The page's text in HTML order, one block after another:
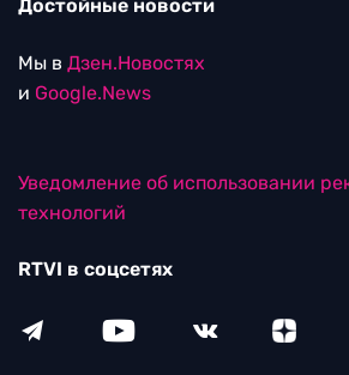
Достойные новости
Мы в Дзен.Новостях
и Google.News
Уведомление об использовании
технологий
RTVI в соцсетях